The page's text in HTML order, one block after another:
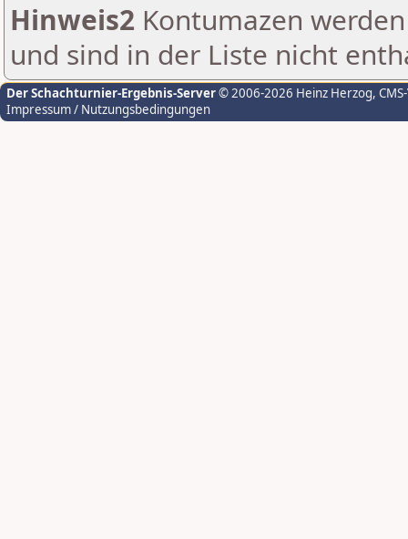
Hinweis2 Kontumazen
und sind in der Liste nicht
Der Schachturnier-Ergebnis-Server© 2006-2026 Heinz Herzog,
Impressum / Nutzungsbedingungen